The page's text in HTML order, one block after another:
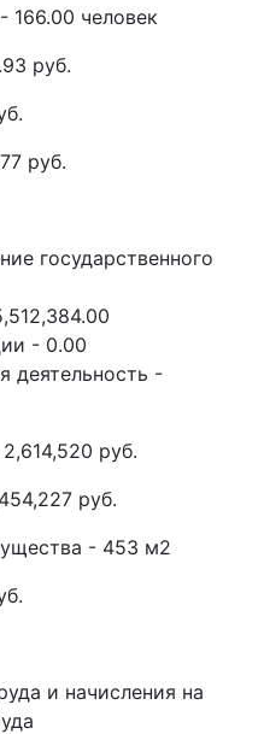
166.00 человек
руб.
руб.
государственного
- 0.00
деятельность -
руб.
руб.
- 453 м2
и начисления на